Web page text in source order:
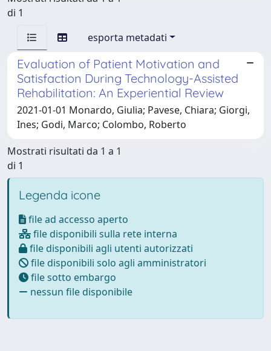
di 1
esporta metadati
Evaluation of Patient Motivation and
Satisfaction During Technology-Assisted
Rehabilitation: An Experiential Review
2021-01-01 Monardo, Giulia; Pavese, Chiara; Giorgi,
Ines; Godi, Marco; Colombo, Roberto
Mostrati risultati da 1 a 1
di 1
Legenda icone
file ad accesso aperto
file disponibili sulla rete interna
file disponibili agli utenti autorizzati
file disponibili solo agli amministratori
file sotto embargo
nessun file disponibile